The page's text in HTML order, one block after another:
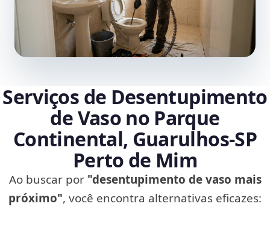
Serviços de Desentupimento
de Vaso no Parque
Continental, Guarulhos‑SP
Perto de Mim
Ao buscar por "desentupimento de vaso mais
próximo", você encontra alternativas eficazes: